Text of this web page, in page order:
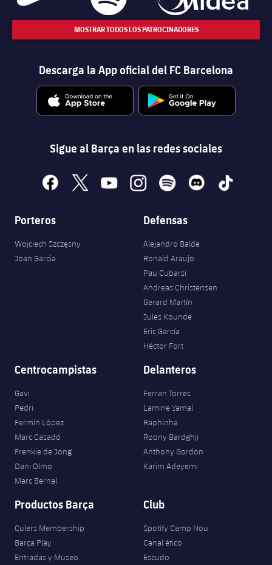
MOSTRAR TODOS LOS PATROCINADORES
Descarga la App oficial del FC Barcelona
Sigue al Barça en las redes sociales
facebook
x youtubeinstagramspotify discord tiktok
Porteros
Wojciech Szczęsny
Joan Garcia
Defensas
Alejandro Balde
Ronald Araujo
Pau Cubarsí
Andreas Christensen
Gerard Martín
Jules Kounde
Eric García
Héctor Fort
Centrocampistas
Gavi
Pedri
Fermín López
Marc Casadó
Frenkie de Jong
Dani Olmo
Marc Bernal
Delanteros
Ferran Torres
Lamine Yamal
Raphinha
Roony Bardghji
Anthony Gordon
Karim Adeyemi
Productos Barça
Culers Membership
Barça Play
Entradas y Museo
Club
Spotify Camp Nou
Canal ético
Escudo